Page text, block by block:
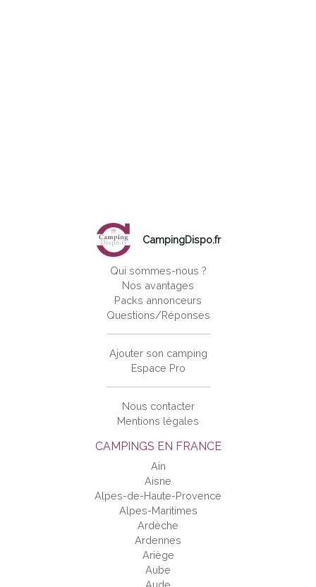
CAMPINGS EN FRANCE
Ain
Aisne
Alpes-de-Haute-Provence
Alpes-Maritimes
Ardèche
Ardennes
Ariège
Aube
Aude
CampingDispo.fr
Qui sommes-nous ?
Nos avantages
Packs annonceurs
Questions/Réponses
Ajouter son camping
Espace Pro
Nous contacter
Mentions légales